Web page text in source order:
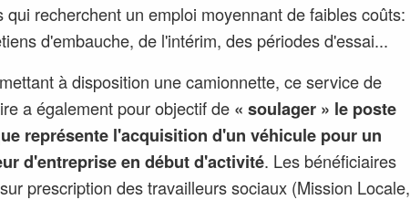
qui recherchent un emploi moyennant de faibles coûts:
d'embauche, de l'intérim, des périodes d'essai...
à disposition une camionnette, ce service de
a également pour objectif de « soulager » le poste
représente l'acquisition d'un véhicule pour un
d'entreprise en début d'activité. Les bénéficiaires
prescription des travailleurs sociaux (Mission Locale,